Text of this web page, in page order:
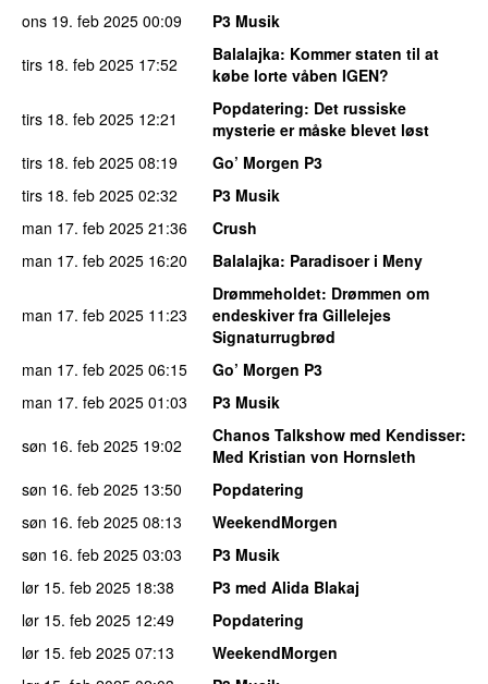
ons 19. feb 2025 00:09
P3 Musik
tirs 18. feb 2025 17:52 Balalajka: Kommer staten til at
købe lorte våben IGEN?
tirs 18. feb 2025 12:21 Popdatering: Det russiske
mysterie er måske blevet løst
tirs 18. feb 2025 08:19
Go’ Morgen P3
tirs 18. feb 2025 02:32
P3 Musik
man 17. feb 2025 21:36
Crush
man 17. feb 2025 16:20 Balalajka: Paradisoer i Meny
man 17. feb 2025 11:23
Drømmeholdet: Drømmen om
endeskiver fra Gillelejes
Signaturrugbrød
man 17. feb 2025 06:15
Go’ Morgen P3
man 17. feb 2025 01:03
P3 Musik
søn 16. feb 2025 19:02 Chanos Talkshow med Kendisser:
Med Kristian von Hornsleth
søn 16. feb 2025 13:50
Popdatering
søn 16. feb 2025 08:13
WeekendMorgen
søn 16. feb 2025 03:03
P3 Musik
lør 15. feb 2025 18:38
P3 med Alida Blakaj
lør 15. feb 2025 12:49
Popdatering
lør 15. feb 2025 07:13
WeekendMorgen